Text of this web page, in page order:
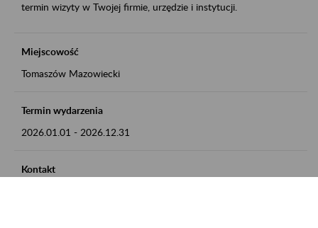
termin wizyty w Twojej firmie, urzędzie i instytucji.
Miejscowość
Tomaszów Mazowiecki
Termin wydarzenia
2026.01.01 - 2026.12.31
Kontakt